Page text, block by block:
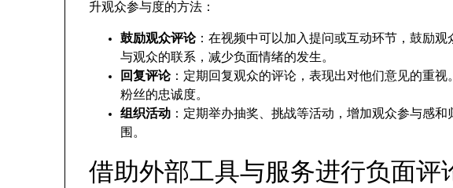
升观众参与度的方法：
鼓励观众评论：在视频中可以加入提问或互动环节，鼓励
与观众的联系，减少负面情绪的发生。
回复评论：定期回复观众的评论，表现出对他们意见的重
粉丝的忠诚度。
组织活动 ：定期举办抽奖、挑战等活动，增加观众参与感
围。
借助外部工具与服务进行负面评